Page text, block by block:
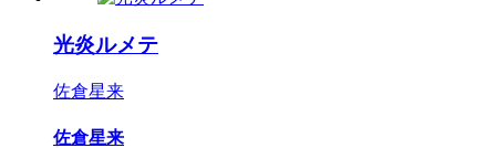
光炎ルメテ
佐倉星来
佐倉星来